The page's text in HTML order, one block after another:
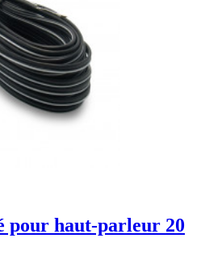
pour haut-parleur 20